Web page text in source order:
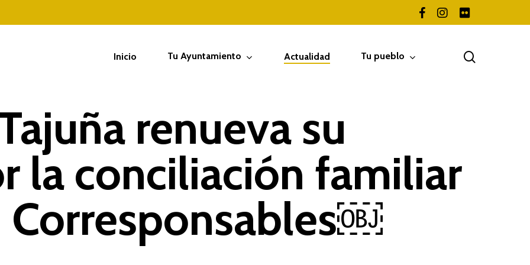
facebookinstagram
flickr
Inicio Tu Ayuntamiento Actualidad Tu pueblo
renueva su
la conciliación familiar
Corresponsables￼